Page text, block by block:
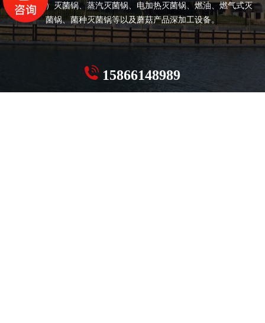
（半自动）灭菌锅、蒸汽灭菌锅、电加热灭菌锅、燃油、燃气式灭
菌锅、菌种灭菌锅等以及蘑菇产品深加工设备。
15866148989